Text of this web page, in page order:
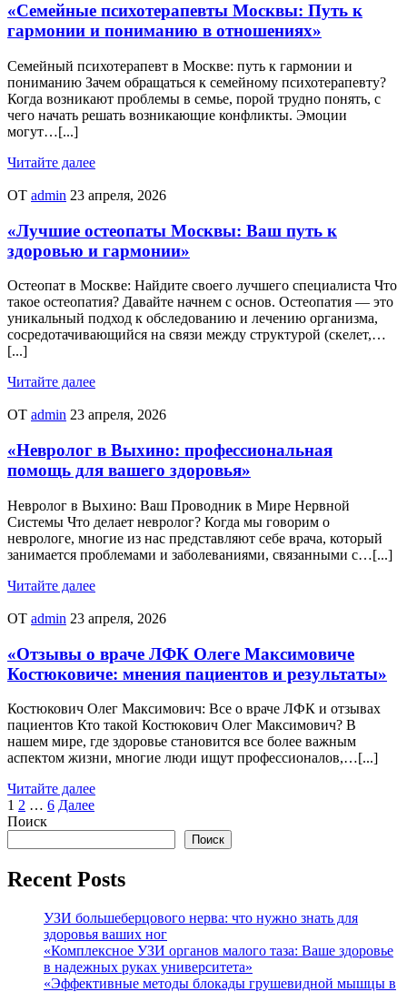
«Семейные психотерапевты Москвы: Путь к
гармонии и пониманию в отношениях»
Семейный психотерапевт в Москве: путь к гармонии и
пониманию Зачем обращаться к семейному психотерапевту?
Когда возникают проблемы в семье, порой трудно понять, с
чего начать решать возникающие конфликты. Эмоции
могут…[...]
Читайте далее
ОТ admin 23 апреля, 2026
«Лучшие остеопаты Москвы: Ваш путь к
здоровью и гармонии»
Остеопат в Москве: Найдите своего лучшего специалиста Что
такое остеопатия? Давайте начнем с основ. Остеопатия — это
уникальный подход к обследованию и лечению организма,
сосредотачивающийся на связи между структурой (скелет,…
[...]
Читайте далее
ОТ admin 23 апреля, 2026
«Невролог в Выхино: профессиональная
помощь для вашего здоровья»
Невролог в Выхино: Ваш Проводник в Мире Нервной
Системы Что делает невролог? Когда мы говорим о
неврологе, многие из нас представляют себе врача, который
занимается проблемами и заболеваниями, связанными с…[...]
Читайте далее
ОТ admin 23 апреля, 2026
«Отзывы о враче ЛФК Олеге Максимовиче
Костюковиче: мнения пациентов и результаты»
Костюкович Олег Максимович: Все о враче ЛФК и отзывах
пациентов Кто такой Костюкович Олег Максимович? В
нашем мире, где здоровье становится все более важным
аспектом жизни, многие люди ищут профессионалов,…[...]
Читайте далее
Пагинация
записей
1 2 … 6 Далее
Поиск
Поиск
Recent Posts
УЗИ большеберцового нерва: что нужно знать для
здоровья ваших ног
«Комплексное УЗИ органов малого таза: Ваше здоровье
в надежных руках университета»
«Эффективные методы блокады грушевидной мышцы в